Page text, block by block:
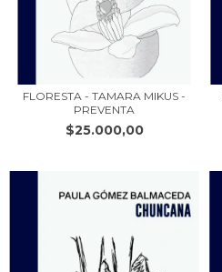
FLORESTA - TAMARA MIKUS -
PREVENTA
$25.000,00